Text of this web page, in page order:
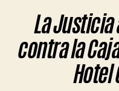
La
contra la
Hotel